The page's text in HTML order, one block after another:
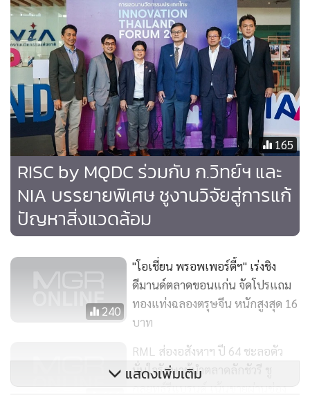
ทำให้ผู้คนหันมาใส่ใจและให้ความสำคัญกับการออกแบบ
โครงการที่พักอาศัยและสังคมที่ส่งเสริมการใช้ชีวิตอย่างมีสุข
อนามัยที่ดี และมีสุขภาพดี ไม่ว่าโดยการได้อยู่ใกล้ชิดกับ
ธรรมชาติ และการผสมผสานธรรมชาติเข้ามาเป็นส่วนหนึ่งในวิถี
ชีวิต การออกแบบจัดการอากาศบริสุทธิ์ และแสงธรรมชาติ
ภายในโครงการและภายในที่พักอาศัย ตลอดจนการจัดวางผังองค์
ประกอบ และการเลือกใช้วัสดุต่างๆ”
165
RISC by MQDC ร่วมกับ ก.วิทย์ฯ และ
NIA บรรยายพิเศษ ชูงานวิจัยสู่การแก้
ปัญหาสิ่งแวดล้อม
240
"โอเชี่ยน พรอพเพอร์ตี้ฯ" เร่งชิง
ดีมานด์ตลาดขอนแก่น จัดโปรแถม
ทองแท่งฉลองตรุษจีน หนักสูงสุด 16
บาท
616
RML ส่องอสังหาฯ ปี 64 ชะลอตัว
มั่นใจรักษาผู้นำตลาดลักชัวรี ชู
กลยุทธ์รีแบรนด์ เน้นขายผ่านช่อง
แสดงเพิ่มเติม